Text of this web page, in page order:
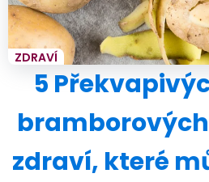
ZDRAVÍ
5
zdraví, které